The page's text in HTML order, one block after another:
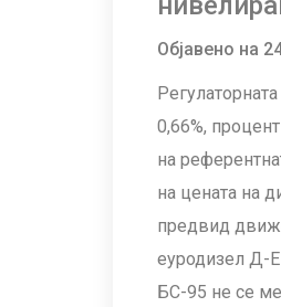
Објавено на
0,66%,
на
на цената на
предвид
еуродизел Д-
БС-95 не се